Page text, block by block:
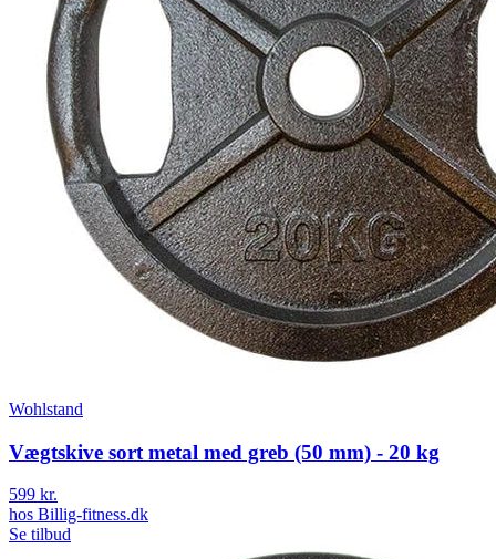
Wohlstand
Vægtskive sort metal med greb (50 mm) - 20 kg
599 kr.
hos Billig-fitness.dk
Se tilbud